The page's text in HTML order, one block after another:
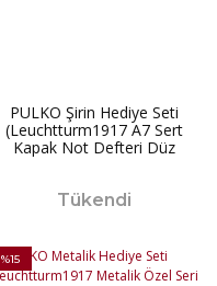
PULKO Şirin Hediye Seti
(Leuchtturm1917 A7 Sert
Kapak Not Defteri Düz
Tükendi
%15